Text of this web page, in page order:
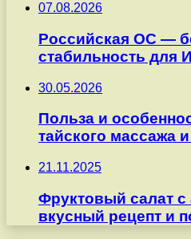
07.08.2026
Российская ОС —
стабильность для
30.05.2026
Польза и
тайского массажа
21.11.2025
Фруктовый салат с
вкусный рецепт и